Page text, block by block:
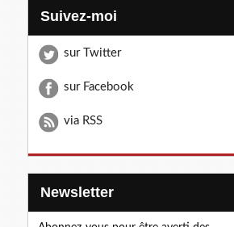
Suivez-moi
sur Twitter
sur Facebook
via RSS
Newsletter